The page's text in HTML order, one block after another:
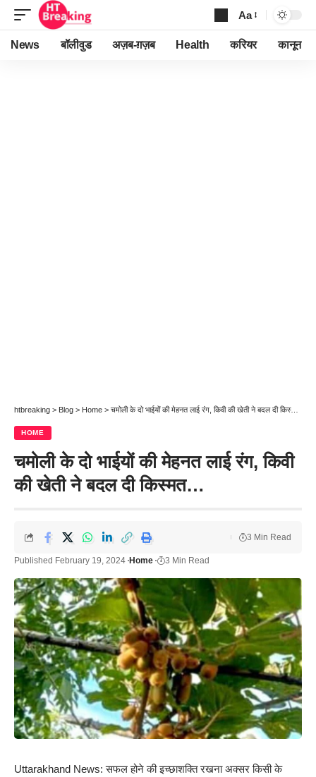
Font
Resizer
Aa
News बॉलीवुड अज़ब-ग़ज़ब Health करियर कानून
htbreaking > Blog > Home > चमोली के दो भाईयों की मेहनत लाई रंग, किवी की खेती ने बदल दी किस्मत…
HOME
चमोली के दो भाईयों की मेहनत लाई रंग, किवी
की खेती ने बदल दी किस्मत…
Published February 19, 2024 Home 3 Min Read
3 Min Read
Uttarakhand News: सफल होने की इच्छाशक्ति रखना अक्सर किसी के